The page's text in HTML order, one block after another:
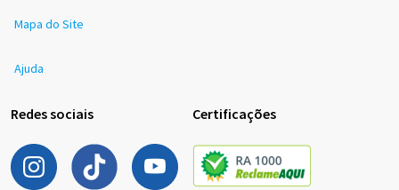
Mapa do Site
Ajuda
Redes sociais Certificações